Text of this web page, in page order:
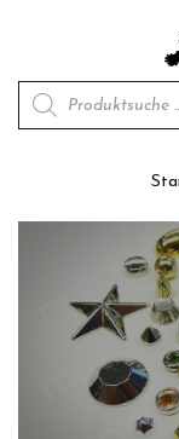
Products search